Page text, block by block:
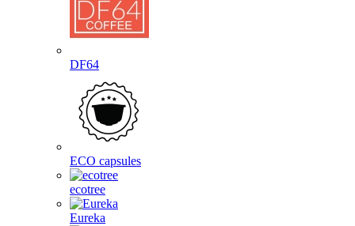
DF64
ECO capsules
ecotree
Eureka